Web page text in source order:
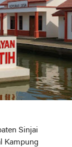
Sinjai
Kampung